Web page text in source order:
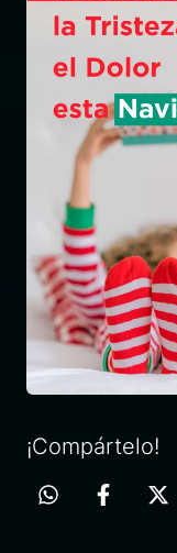
¡Compártelo!